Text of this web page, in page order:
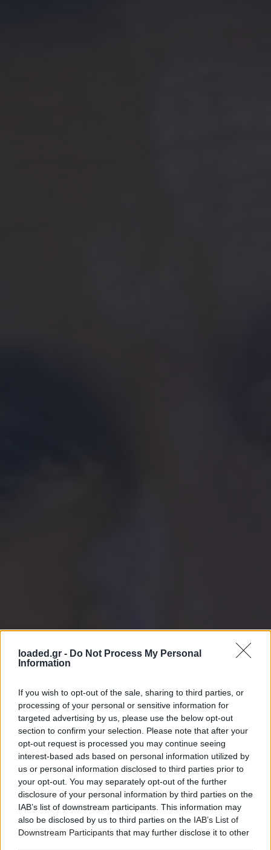
loaded.gr - Do Not Process My Personal
Information
If you wish to opt-out of the sale, sharing to third parties, or
processing of your personal or sensitive information for
targeted advertising by us, please use the below opt-out
section to confirm your selection. Please note that after your
opt-out request is processed you may continue seeing
interest-based ads based on personal information utilized by
us or personal information disclosed to third parties prior to
your opt-out. You may separately opt-out of the further
disclosure of your personal information by third parties on the
IAB’s list of downstream participants. This information may
also be disclosed by us to third parties on the IAB’s List of
Downstream Participants that may further disclose it to other